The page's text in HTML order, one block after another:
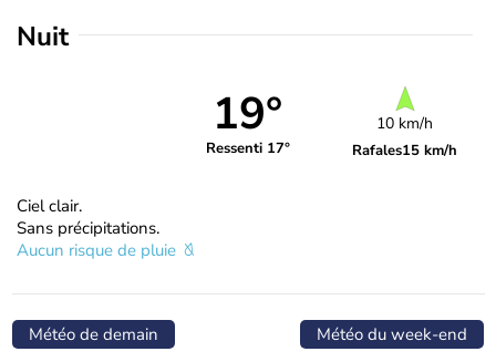
Nuit
19°
Ressenti 17°
10 km/h
Rafales15 km/h
Ciel clair.
Sans précipitations.
Aucun risque de pluie
Météo de demain Météo du week-end